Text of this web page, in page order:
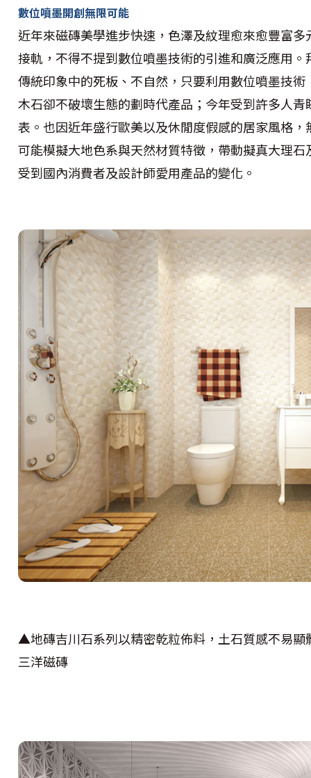
數位噴墨開創無限可能
近年來磁磚美學進步快速，色澤及紋理愈來愈豐富
接軌，不得不提到數位噴墨技術的引進和廣泛應用
傳統印象中的死板、不自然，只要利用數位噴墨技
木石卻不破壞生態的劃時代產品；今年受到許多人
表。也因近年盛行歐美以及休閒度假感的居家風格
可能模擬大地色系與天然材質特徵，帶動擬真大理
受到國內消費者及設計師愛用產品的變化。
▲地磚吉川石系列以精密乾粒佈料，土石質感不易
三洋磁磚